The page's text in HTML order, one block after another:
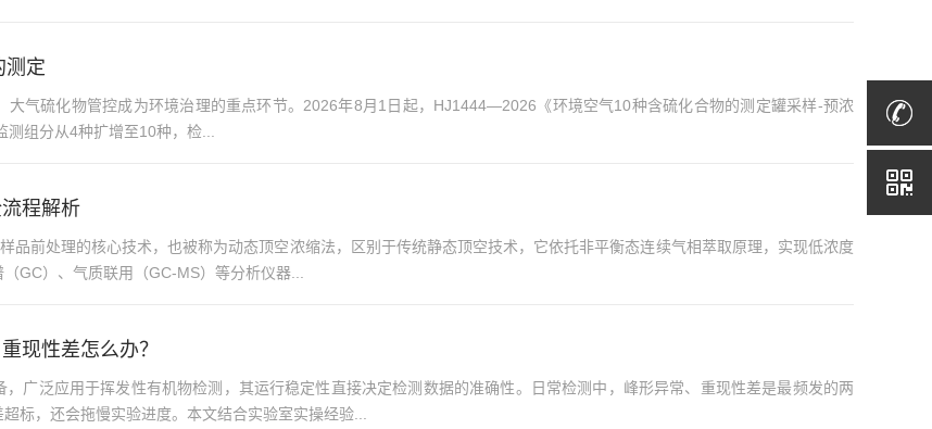
测定
大气硫化物管控成为环境治理的重点环节。2026年8月1日起，HJ1444—2026《环境空气10种含硫化合物的测定罐采样-预浓
组分从4种扩增至10种，检...
程解析
品前处理的核心技术，也被称为动态顶空浓缩法，区别于传统静态顶空技术，它依托非平衡态连续气相萃取原理，实现低浓度
GC）、气质联用（GC-MS）等分析仪器...
现性差怎么办？
广泛应用于挥发性有机物检测，其运行稳定性直接决定检测数据的准确性。日常检测中，峰形异常、重现性差是最频发的两
标，还会拖慢实验进度。本文结合实验室实操经验...